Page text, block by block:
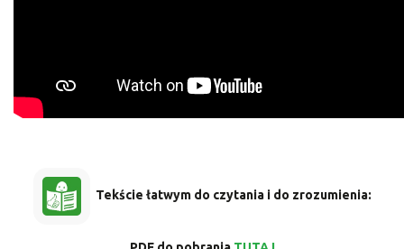
Tekście łatwym do czytania i do zrozumienia: